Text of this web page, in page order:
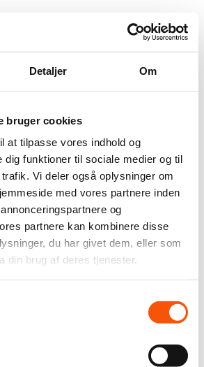
Detaljer Om
bruger cookies
at tilpasse vores indhold og
dig funktioner til sociale medier og til
Vi deler også oplysninger om
med vores partnere inden
og
partnere kan kombinere disse
du har givet dem, eller som
din brug af deres tjenester.